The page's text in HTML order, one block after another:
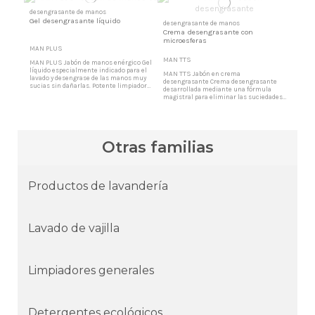
desengrasante de manos
Gel desengrasante líquido
MAN PLUS
MAN PLUS Jabón de manos enérgico Gel
líquido especialmente indicado para el
lavado y desengrase de las manos muy
sucias sin dañarlas. Potente limpiador
desengrasante de manos
Crema desengrasante con
microesferas
MAN TTS
MAN TTS Jabón en crema
desengrasante Crema desengrasante
desarrollada mediante una fórmula
magistral para eliminar las suciedades
microesferas Indicado para casos en
que se...
Otras familias
Productos de lavandería
Lavado de vajilla
Limpiadores generales
Detergentes ecológicos